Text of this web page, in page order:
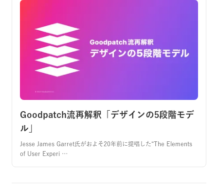
Goodpatch流再解釈「デザインの5段階モデ
ル」
Jesse James Garret氏がおよそ20年前に提唱した“The Elements
of User Experi …